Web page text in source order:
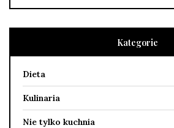
Kategorie
Dieta
Kulinaria
Nie tylko kuchnia